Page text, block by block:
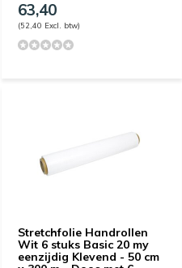
63,40
(52,40 Excl. btw)
Stretchfolie Handrollen
Wit 6 stuks Basic 20 my
eenzijdig Klevend - 50 cm